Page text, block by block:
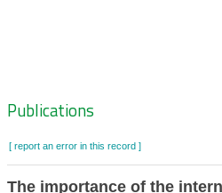
Zoeknavigatie
Publications
[ report an error in this record ]
The importance of the